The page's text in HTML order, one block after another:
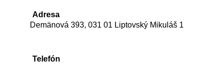
Adresa
Demänová 393, 031 01 Liptovský Mikuláš 1
Telefón